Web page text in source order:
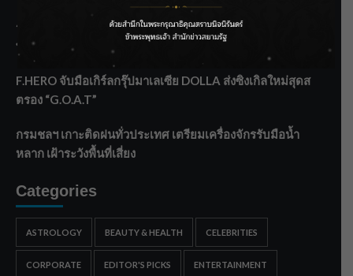
ราชเลขานุการในพระองค์ฯ ติดตามโครงการหุบกะพง–ห้วย
ทรายใต้ เสริมความมั่นคงน้ำเพชรบุรี
F.HERO จับมือเกิร์ลกรุ๊ปมาเลเซีย DOLLA ส่งซิงเกิลใหม่สุดส
ตรอง “G.O.A.T”
กรมชลฯ เกาะติดฝนทั่วประเทศ เตรียมเครื่องจักรรับมือน้ำ
หลาก เฝ้าระวังพื้นที่เสี่ยง
Categories
ASTROLOGY BEAUTY & HEALTH CELEBRITIES
CORPORATE EDITOR'S PICKS ENTERTAINMENT